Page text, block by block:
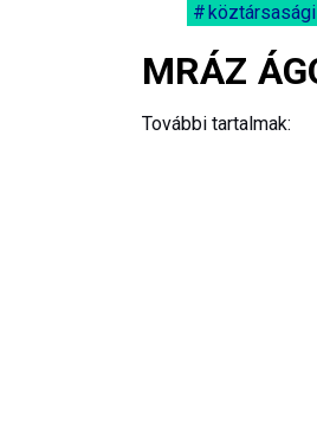
MRÁZ
További tartalmak: